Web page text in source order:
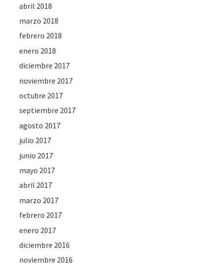
abril 2018
marzo 2018
febrero 2018
enero 2018
diciembre 2017
noviembre 2017
octubre 2017
septiembre 2017
agosto 2017
julio 2017
junio 2017
mayo 2017
abril 2017
marzo 2017
febrero 2017
enero 2017
diciembre 2016
noviembre 2016